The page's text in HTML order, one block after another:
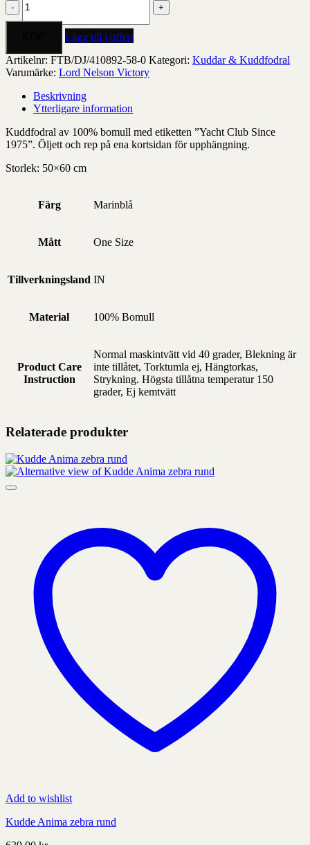
Cover
Kävlinge
Lägg till i offert
Artikelnr: FTB/DJ/410892-58-0 Kategori: Kuddar & Kuddfodral
Varumärke: Lord Nelson Victory
Beskrivning
Ytterligare information
Kuddfodral av 100% bomull med etiketten ”Yacht Club Since
1975”. Öljett och rep på ena kortsidan för upphängning.
Storlek: 50×60 cm
Färg Marinblå
Mått One Size
Tillverkningsland IN
Material 100% Bomull
Product Care
Instruction
Normal maskintvätt vid 40 grader, Blekning är
inte tillåtet, Torktumla ej, Hängtorkas,
Strykning. Högsta tillåtna temperatur 150
grader, Ej kemtvätt
Relaterade produkter
Add to wishlist
Kudde Anima zebra rund